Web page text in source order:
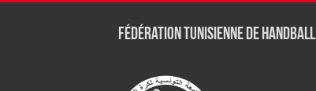
Fédération tunisienne de Handball